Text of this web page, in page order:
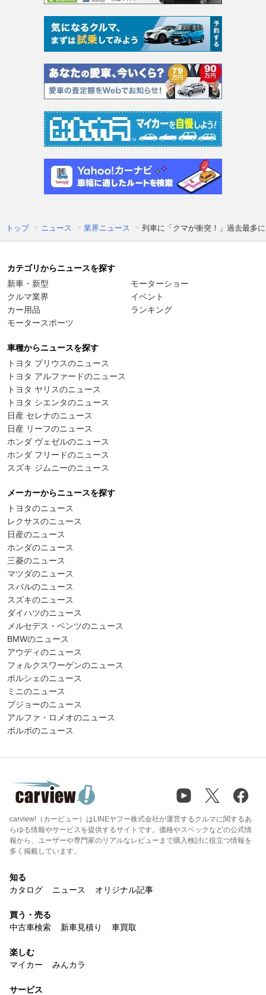
トップ ニュース 業界ニュース 列車に「クマが衝突！」過去最多
カテゴリからニュースを探す
新車・新型
クルマ業界
カー用品
モータースポーツ
モーターショー
イベント
ランキング
車種からニュースを探す
トヨタ プリウスのニュース
トヨタ アルファードのニュース
トヨタ ヤリスのニュース
トヨタ シエンタのニュース
日産 セレナのニュース
日産 リーフのニュース
ホンダ ヴェゼルのニュース
ホンダ フリードのニュース
スズキ ジムニーのニュース
メーカーからニュースを探す
トヨタのニュース
レクサスのニュース
日産のニュース
ホンダのニュース
三菱のニュース
マツダのニュース
スバルのニュース
スズキのニュース
ダイハツのニュース
メルセデス・ベンツのニュース
BMWのニュース
アウディのニュース
フォルクスワーゲンのニュース
ポルシェのニュース
ミニのニュース
プジョーのニュース
アルファ・ロメオのニュース
ボルボのニュース
carview!（カービュー）はLINEヤフー株式会社が運営するクルマに関するあ
らゆる情報やサービスを提供するサイトです。価格やスペックなどの公式情
報から、ユーザーや専門家のリアルなレビューまで購入検討に役立つ情報を
多く掲載しています。
知る
カタログ
ニュース オリジナル記事
買う・売る
中古車検索
新車見積り 車買取
楽しむ
マイカー
みんカラ
サービス